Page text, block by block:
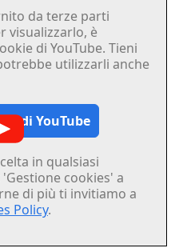
da terze parti
visualizzarlo, è
di YouTube. Tieni
utilizzarli anche
di YouTube
in qualsiasi
cookies' a
di più ti invitiamo a
Policy.